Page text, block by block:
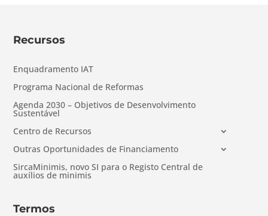
Recursos
Enquadramento IAT
Programa Nacional de Reformas
Agenda 2030 – Objetivos de Desenvolvimento
Sustentável
Centro de Recursos
Outras Oportunidades de Financiamento
SircaMinimis, novo SI para o Registo Central de
auxílios de minimis
Termos